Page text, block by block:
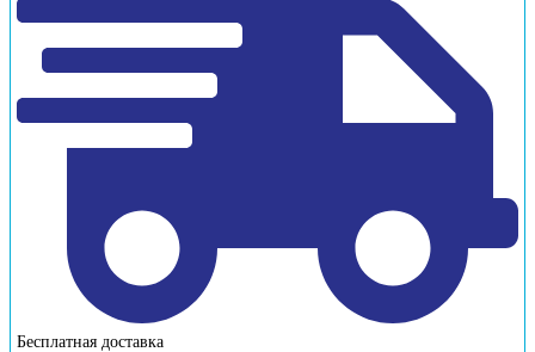
Бесплатная доставка